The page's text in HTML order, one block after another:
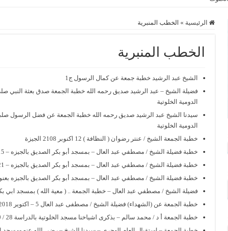
الرئيسية » الخطب المنبرية
الخطب المنبرية
الشيخ عبد الرشيد خطبة جمعة عن كمال الرسول ج1
فضيلة الشيخ – عبد الرشيد صديق رحمه الله خطبة الجمعة صدق بعثة النبي
الدومية الخلوتية
سيدنا الشيخ عبد الرشيد صديق رحمه الله خطبة الجمعة عن فضل الرسول
الدومية الخلوتية
خطبة الجمعة الشيخ / عنتر رضوان ( النظافة ) 12 اكنوبر 2108 الجيزة
خطبة فضيلة الشيخ / مصطفي عبد العال – بمسجد أبو بكر الصديق بالجيزه – 15‏/10‏/2018
خطبة فضيلة الشيخ / مصطفي عبد العال – بمسجد أبو بكر الصديق بالجيزه – 21‏/10‏/2018
خطبة فضيلة الشيخ / مصطفي عبد العال – بمسجد أبو بكر الصديق بالجيزه بعنوان حسن
فضيلة الشيخ / مصطفي عبد العال – خطبة الجمعة .. ( معية الله ) بمسجد ابي بكر
خطبة الجمعة عن (الشهداء) فضيلة الشيخ / مصطفى عبد العال 5 – اكتوير 2018 الجيزة
خطبة الجمعة أ د / محمد سالم – بذكرى اشياخنا مسجد الخلوتية بالدراسة 28 / 09 / 2018